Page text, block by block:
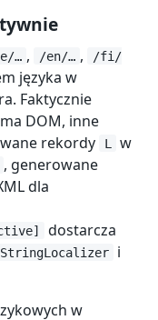
… , /en/… ,
/fi/
języka w
Faktycznie
DOM, inne
rekordy
L
w
, generowane
dla
dostarcza
i
w